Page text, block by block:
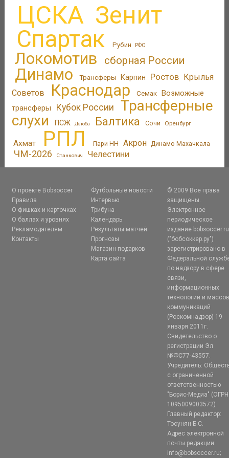
ЦСКА Зенит
Спартак Рубин РФС
Локомотив сборная России
Динамо Трансферы Карпин Ростов
Крылья
Советов
Краснодар Семак Возможные
трансферы
Кубок России
Трансферные
слухи
ПСЖ Дзюба Балтика Сочи Оренбург
Ахмат РПЛ Пари НН Акрон Динамо Махачкала
ЧМ-2026 Станкович Челестини
О проекте Bobsoccer
Правила
О фишках и карточках
О баллах и уровнях
Рекламодателям
Контакты
Футбольные новости
Интервью
Трибуна
Календарь
Результаты матчей
Прогнозы
Магазин подарков
Карта сайта
© 2009 Все права
защищены.
Электронное
периодическое
издание bobsoccer.ru
("бобсоккер.ру")
зарегистрировано в
Федеральной
по надзору в сфере
связи,
информационных
технологий и
коммуникаций
(Роскомнадзор) 19
января 2011г.
Свидетельство о
регистрации Эл
№ФС77-43557.
Учредитель:
с ограниченной
ответственностью
"Борис-Медиа" (ОГРН
1095009003572)
Главный редактор:
Тосунян Б.С.
Адрес электронной
почты редакции:
info@bobsoccer.ru;